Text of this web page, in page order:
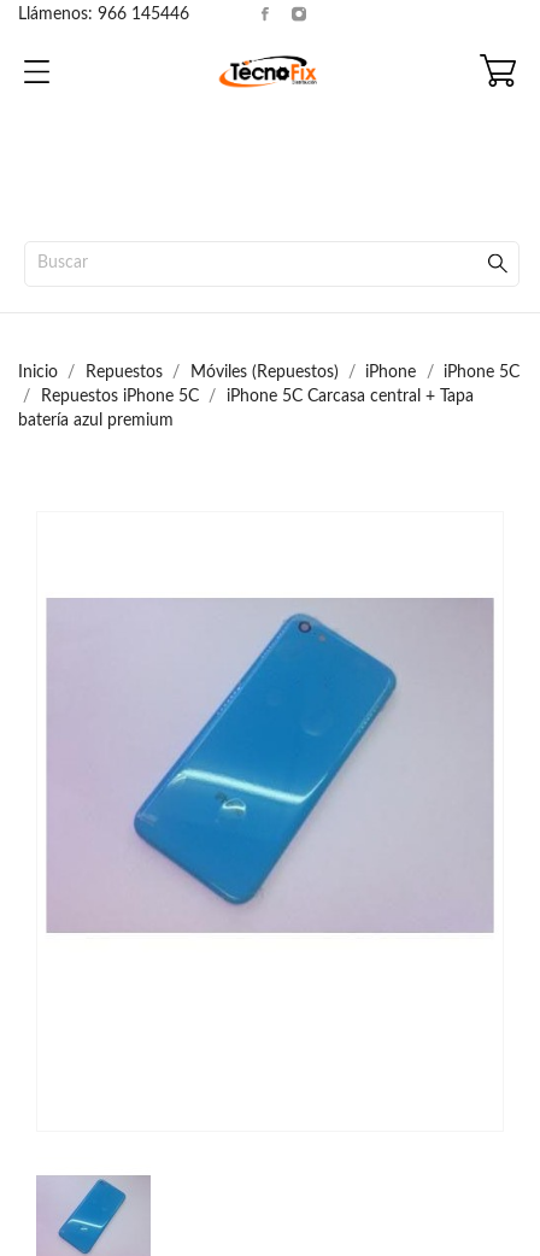
Llámenos: 966 145446
Inicio Repuestos Móviles (Repuestos) iPhone
iPhone 5C
Repuestos iPhone 5C
iPhone 5C Carcasa central + Tapa
batería azul premium